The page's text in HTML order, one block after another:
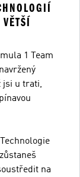
1 Team
jsi u trati,
na